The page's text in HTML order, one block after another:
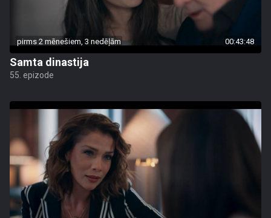
pirms 2 mēnešiem, 3 nedēļām 00:43:48
Samta dinastija
55. epizode